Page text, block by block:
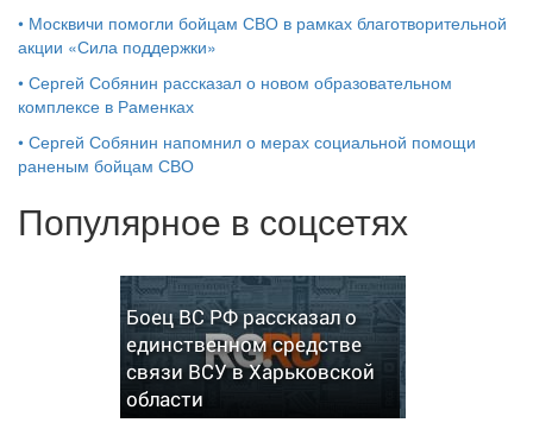
• Москвичи помогли бойцам СВО в рамках благотворительной
акции «Сила поддержки»
• Сергей Собянин рассказал о новом образовательном
комплексе в Раменках
• Сергей Собянин напомнил о мерах социальной помощи
раненым бойцам СВО
Популярное в соцсетях
Боец ВС РФ рассказал о
единственном средстве
связи ВСУ в Харьковской
области